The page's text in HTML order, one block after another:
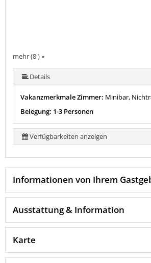
mehr (8 ) »
mehr (8 ) »
mehr (8 ) »
mehr (8 ) »
mehr (8 ) »
Details
Vakanzmerkmale Zimmer: Minibar,
Belegung: 1-3 Personen
Verfügbarkeiten anzeigen
Informationen von Ihrem
Ausstattung & Information
Karte